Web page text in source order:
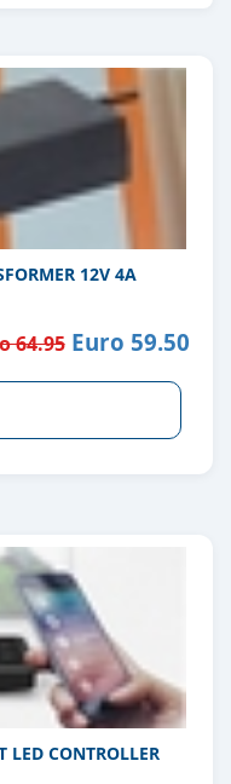
12V 4A
64.95Euro 59.50
CONTROLLER